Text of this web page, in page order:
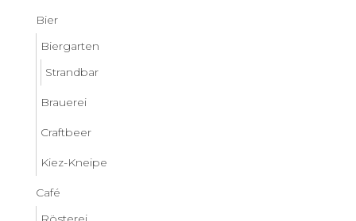
Bier
Biergarten
Strandbar
Brauerei
Craftbeer
Kiez-Kneipe
Café